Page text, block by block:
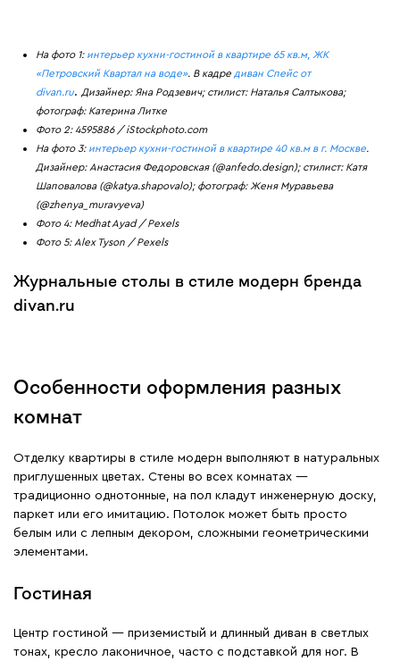
На фото 1: интерьер кухни-гостиной в квартире 65 кв.м, ЖК
«Петровский Квартал на воде». В кадре диван Спейс от
divan.ru. Дизайнер: Яна Родзевич; стилист: Наталья Салтыкова;
фотограф: Катерина Литке
Фото 2: 4595886 / iStockphoto.com
На фото 3: интерьер кухни-гостиной в квартире 40 кв.м в г. Москве.
Дизайнер: Анастасия Федоровская (@anfedo.design); стилист: Катя
Шаповалова (@katya.shapovalo); фотограф: Женя Муравьева
(@zhenya_muravyeva)
Фото 4: Medhat Ayad / Pexels
Фото 5: Alex Tyson / Pexels
Журнальные столы в стиле модерн бренда
divan.ru
Особенности оформления разных
комнат
Отделку квартиры в стиле модерн выполняют в натуральных
приглушенных цветах. Стены во всех комнатах —
традиционно однотонные, на пол кладут инженерную доску,
паркет или его имитацию. Потолок может быть просто
белым или с лепным декором, сложными геометрическими
элементами.
Гостиная
Центр гостиной — приземистый и длинный диван в светлых
тонах, кресло лаконичное, часто с подставкой для ног. В